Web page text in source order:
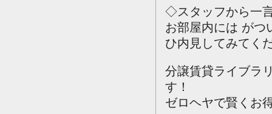
◇スタッフから一
お部屋内には がつ
ひ内見してみてく
分譲賃貸ライブラ
す！
ゼロヘヤで賢くお